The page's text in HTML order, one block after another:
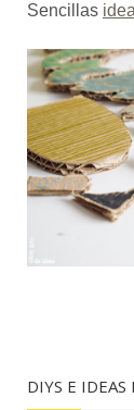
Sencillas
DIYS E IDEAS